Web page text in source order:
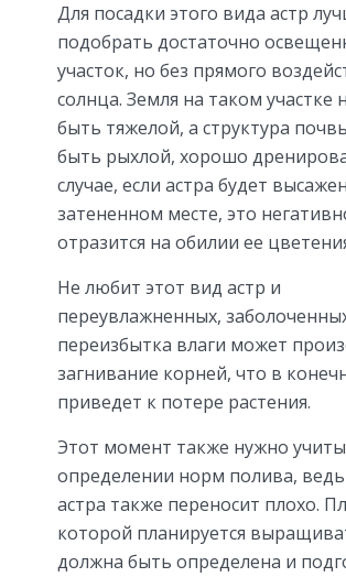
Для посадки этого вида астр
подобрать достаточно
участок, но без прямого
солнца. Земля на таком участке
быть тяжелой, а структура
быть рыхлой, хорошо
случае, если астра будет
затененном месте, это
отразится на обилии ее
Не любит этот вид астр и
переувлажненных,
переизбытка влаги может
загнивание корней, что в
приведет к потере растения.
Этот момент также нужно
определении норм полива, ведь
астра также переносит плохо.
которой планируется
должна быть определена и